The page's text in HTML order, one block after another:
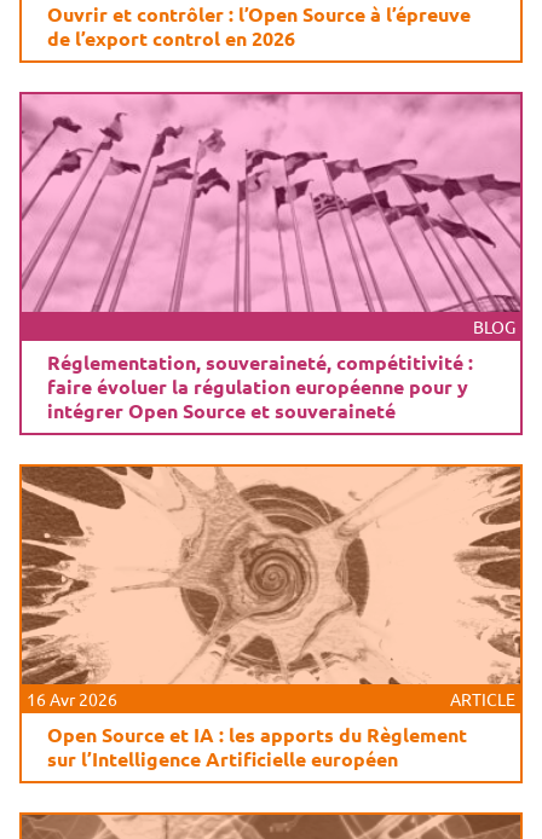
Ouvrir et contrôler : l’Open Source à l’épreuve
de l’export control en 2026
BLOG
Réglementation, souveraineté, compétitivité :
faire évoluer la régulation européenne pour y
intégrer Open Source et souveraineté
16 Avr 2026 ARTICLE
Open Source et IA : les apports du Règlement
sur l’Intelligence Artificielle européen